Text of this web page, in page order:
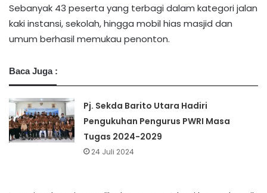
Sebanyak 43 peserta yang terbagi dalam kategori jalan
kaki instansi, sekolah, hingga mobil hias masjid dan
umum berhasil memukau penonton.
Baca Juga :
Pj. Sekda Barito Utara Hadiri
Pengukuhan Pengurus PWRI Masa
Tugas 2024-2029
24 Juli 2024